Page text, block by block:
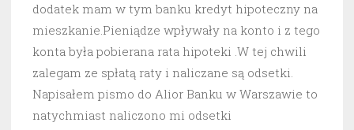
dodatek mam w tym banku kredyt hipoteczny na
mieszkanie.Pieniądze wpływały na konto i z tego
konta była pobierana rata hipoteki .W tej chwili
zalegam ze spłatą raty i naliczane są odsetki.
Napisałem pismo do Alior Banku w Warszawie to
natychmiast naliczono mi odsetki